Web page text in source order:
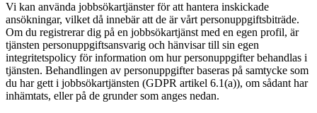
Vi kan använda jobbsökartjänster för att hantera inskickade
ansökningar, vilket då innebär att de är vårt personuppgiftsbiträde.
Om du registrerar dig på en jobbsökartjänst med en egen profil, är
tjänsten personuppgiftsansvarig och hänvisar till sin egen
integritetspolicy för information om hur personuppgifter behandlas i
tjänsten. Behandlingen av personuppgifter baseras på samtycke som
du har gett i jobbsökartjänsten (GDPR artikel 6.1(a)), om sådant har
inhämtats, eller på de grunder som anges nedan.